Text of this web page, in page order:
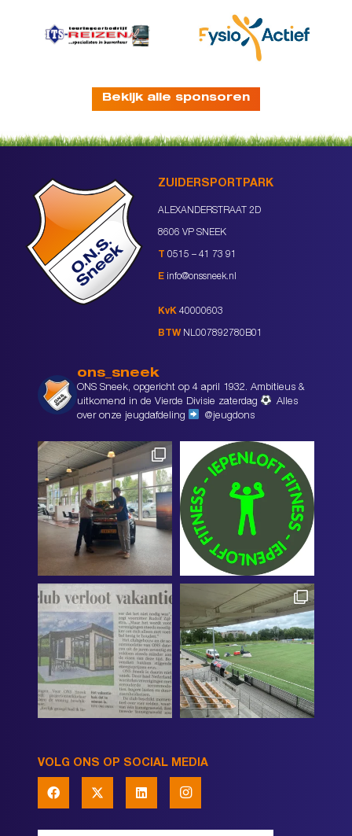
Bekijk alle sponsoren
ZUIDERSPORTPARK
ALEXANDERSTRAAT 2D
8606 VP SNEEK
T 0515 – 41 73 91
E info@onssneek.nl
KvK 40000603
BTW NL007892780B01
ons_sneek
ONS Sneek, opgericht op 4 april 1932. Ambitieus &
uitkomend in de Vierde Divisie zaterdag
Alles
over onze jeugdafdeling
@jeugdons
VOLG ONS OP SOCIAL MEDIA